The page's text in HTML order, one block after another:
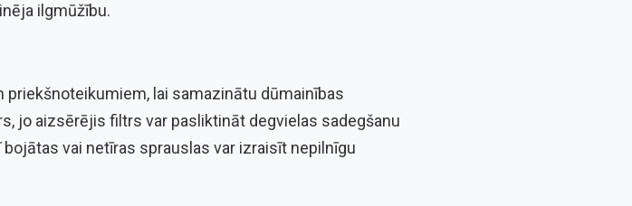
ilgmūžību.
lai samazinātu dūmainības
jo aizsērējis filtrs var pasliktināt degvielas sadegšanu
vai netīras sprauslas var izraisīt nepilnīgu